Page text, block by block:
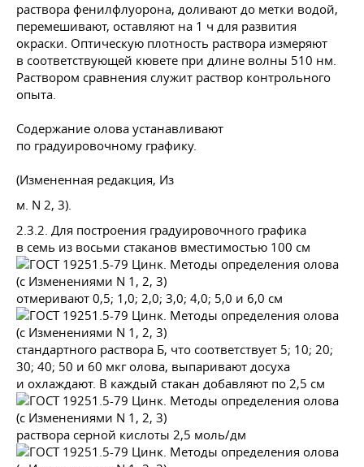
раствора фенилфлуорона, доливают до метки водой,
перемешивают, оставляют на 1 ч для развития
окраски. Оптическую плотность раствора измеряют
в соответствующей кювете при длине волны 510 нм.
Раствором сравнения служит раствор контрольного
опыта.
Содержание олова устанавливают
по градуировочному графику.
(Измененная редакция, Из
м. N 2, 3).
2.3.2. Для построения градуировочного графика
в семь из восьми стаканов вместимостью 100 см
отмеривают 0,5; 1,0; 2,0; 3,0; 4,0; 5,0 и 6,0 см
стандартного раствора Б, что соответствует 5; 10; 20;
30; 40; 50 и 60 мкг олова, выпаривают досуха
и охлаждают. В каждый стакан добавляют по 2,5 см
раствора серной кислоты 2,5 моль/дм